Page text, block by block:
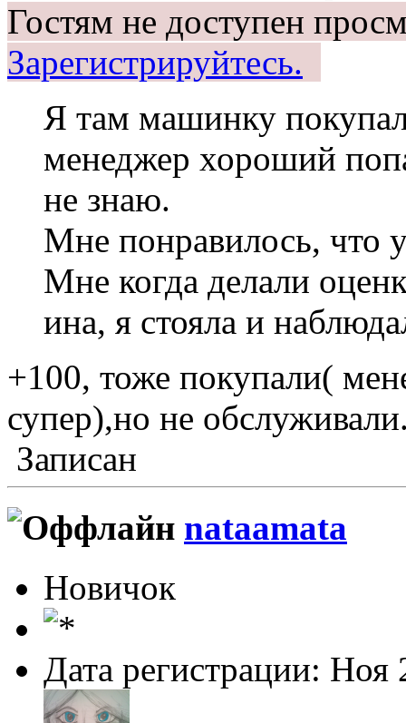
Гостям не доступен
Зарегистрируйтесь.
Я там машинку
менеджер хороший
не знаю.
Мне понравилось, что
Мне когда делали
ина, я стояла и
+100, тоже покупали(
супер),но не
Записан
nataamata
Новичок
Дата регистрации: Ноя